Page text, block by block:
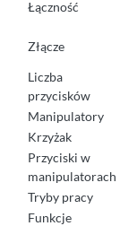
Łączność
Złącze
Liczba
przycisków
Manipulatory
Krzyżak
Przyciski w
manipulatorach
Tryby pracy
Funkcje